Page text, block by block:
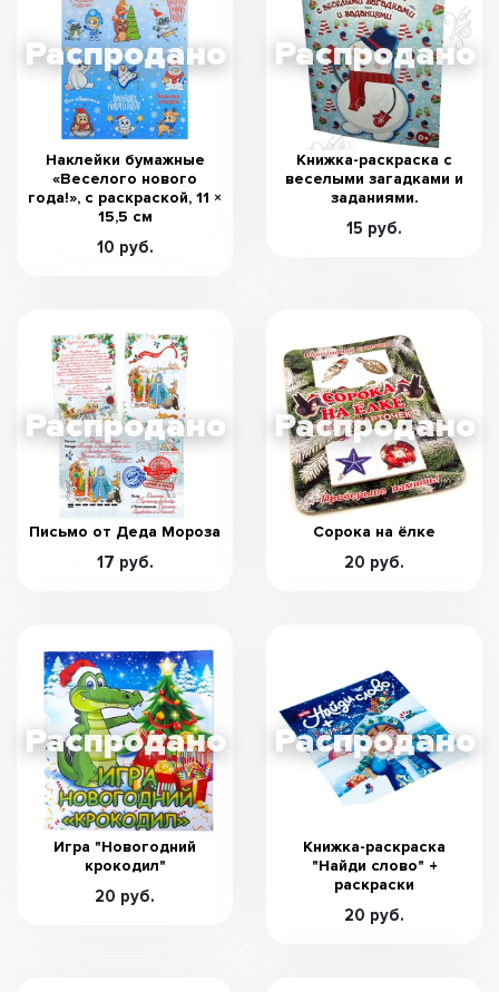
Наклейки бумажные
«Веселого нового
года!», c раскраской, 11 ×
15,5 см
10 руб.
Книжка-раскраска с
веселыми загадками и
заданиями.
15 руб.
Письмо от Деда Мороза
17 руб.
Сорока на ёлке
20 руб.
Игра "Новогодний
крокодил"
20 руб.
Книжка-раскраска
"Найди слово" +
раскраски
20 руб.